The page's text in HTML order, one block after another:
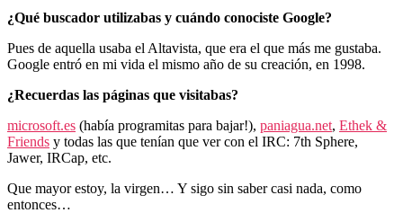
¿Qué buscador utilizabas y cuándo conociste Google?
Pues de aquella usaba el Altavista, que era el que más me gustaba.
Google entró en mi vida el mismo año de su creación, en 1998.
¿Recuerdas las páginas que visitabas?
microsoft.es (había programitas para bajar!), paniagua.net, Ethek &
Friends y todas las que tenían que ver con el IRC: 7th Sphere,
Jawer, IRCap, etc.
Que mayor estoy, la virgen… Y sigo sin saber casi nada, como
entonces…